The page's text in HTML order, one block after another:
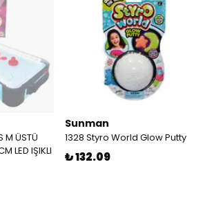
M ÜSTÜ
LED IŞIKLI
Sunman
1328 Styro World Glow Putty
₺ 132.09